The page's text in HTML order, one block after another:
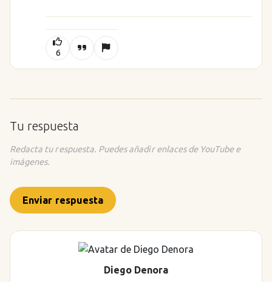
6
Tu respuesta
Redacta tu respuesta. Puedes añadir enlaces de YouTube e
imágenes.
Enviar respuesta
Diego Denora